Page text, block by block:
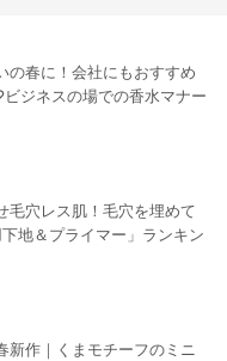
の春に！会社にもおすすめ
ジネスの場での香水マナー
毛穴レス肌！毛穴を埋めて
地＆プライマー」ランキン
作｜くまモチーフのミニ